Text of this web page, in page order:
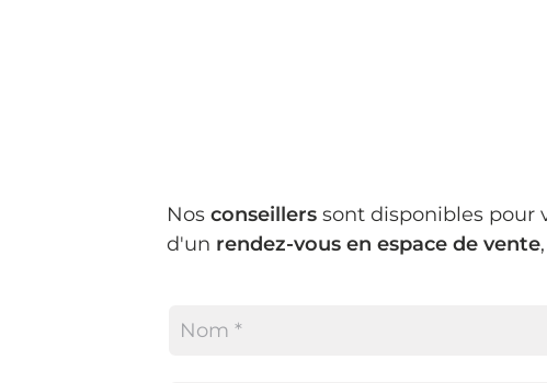
Nos conseillers sont disponibles pour
d'un rendez-vous en espace de vente